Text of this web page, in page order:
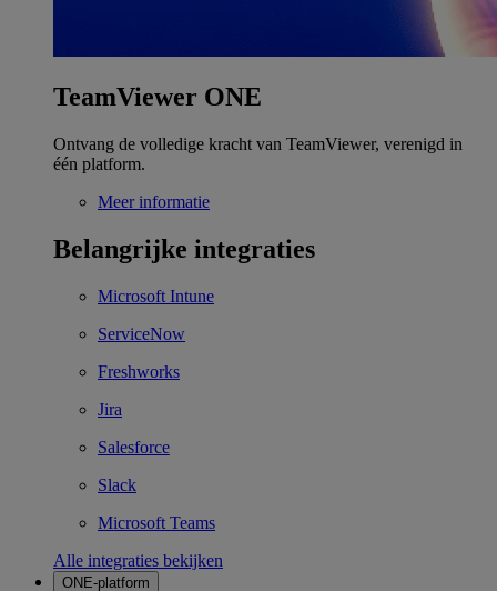
TeamViewer ONE
Ontvang de volledige kracht van TeamViewer, verenigd in
één platform.
Meer informatie
Belangrijke integraties
Microsoft Intune
ServiceNow
Freshworks
Jira
Salesforce
Slack
Microsoft Teams
Alle integraties bekijken
ONE-platform